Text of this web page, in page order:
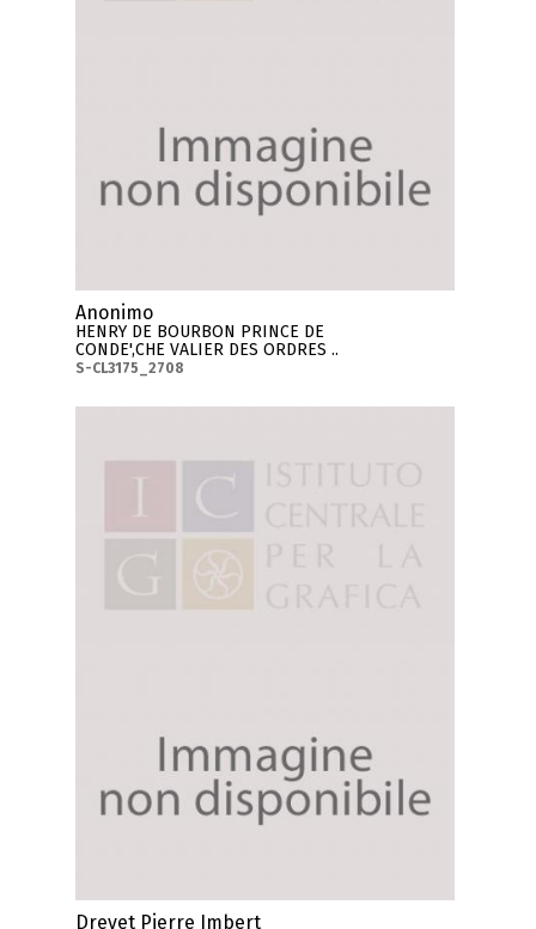
Anonimo
HENRY DE BOURBON PRINCE DE
CONDE',CHE VALIER DES ORDRES ..
S-CL3175_2708
Drevet Pierre Imbert